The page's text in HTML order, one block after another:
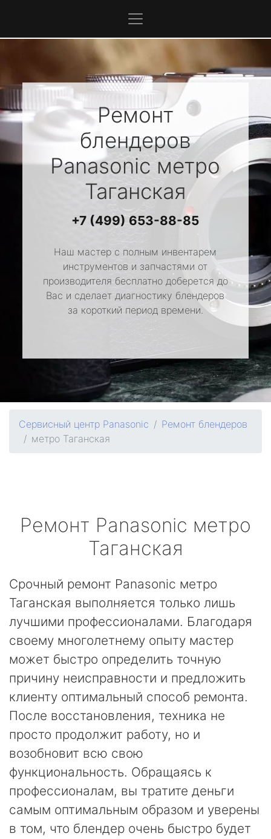
Ремонт
блендеров
Panasonic метро
Таганская
+7 (499) 653-88-85
Наш мастер с полным инвентарем
инструментов и запчастями от
производителя бесплатно доберется до
Вас и сделает диагностику блендеров
за короткий период времени.
Сервисный центр Panasonic
Ремонт блендеров
метро Таганская
Ремонт Panasonic метро
Таганская
Срочный ремонт Panasonic метро
Таганская выполняется только лишь
лучшими профессионалами. Благодаря
своему многолетнему опыту мастер
может быстро определить точную
причину неисправности и предложить
клиенту оптимальный способ ремонта.
После восстановления, техника не
просто продолжит работу, но и
возобновит всю свою
функциональность. Обращаясь к
профессионалам, вы тратите деньги
самым оптимальным образом и уверены
в том, что блендер очень быстро будет